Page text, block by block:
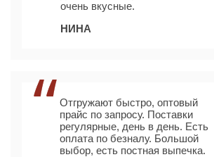
очень вкусные.
НИНА
Отгружают быстро, оптовый
прайс по запросу. Поставки
регулярные, день в день. Есть
оплата по безналу. Большой
выбор, есть постная выпечка.